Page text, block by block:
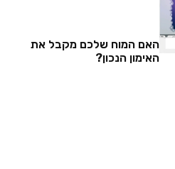
האם המוח שלכם מקבל את
האימון הנכון?